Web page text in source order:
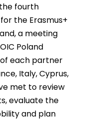
fourth
the Erasmus+
a meeting
Poland
each partner
Italy, Cyprus,
met to review
evaluate the
and plan